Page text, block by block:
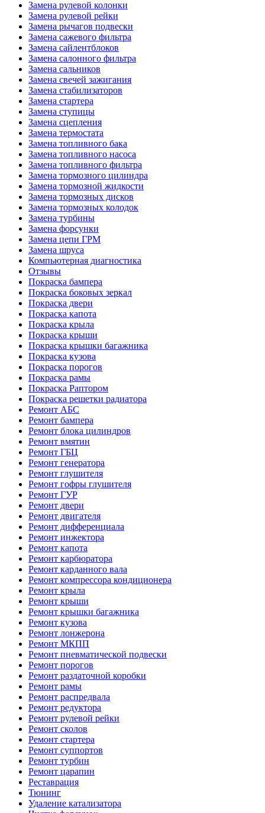
Замена рулевой колонки
Замена рулевой рейки
Замена рычагов подвески
Замена сажевого фильтра
Замена сайлентблоков
Замена салонного фильтра
Замена сальников
Замена свечей зажигания
Замена стабилизаторов
Замена стартера
Замена ступицы
Замена сцепления
Замена термостата
Замена топливного бака
Замена топливного насоса
Замена топливного фильтра
Замена тормозного цилиндра
Замена тормозной жидкости
Замена тормозных дисков
Замена тормозных колодок
Замена турбины
Замена форсунки
Замена цепи ГРМ
Замена шруса
Компьютерная диагностика
Отзывы
Покраска бампера
Покраска боковых зеркал
Покраска двери
Покраска капота
Покраска крыла
Покраска крыши
Покраска крышки багажника
Покраска кузова
Покраска порогов
Покраска рамы
Покраска Раптором
Покраска решетки радиатора
Ремонт АБС
Ремонт бампера
Ремонт блока цилиндров
Ремонт вмятин
Ремонт ГБЦ
Ремонт генератора
Ремонт глушителя
Ремонт гофры глушителя
Ремонт ГУР
Ремонт двери
Ремонт двигателя
Ремонт дифференциала
Ремонт инжектора
Ремонт капота
Ремонт карбюратора
Ремонт карданного вала
Ремонт компрессора кондиционера
Ремонт крыла
Ремонт крыши
Ремонт крышки багажника
Ремонт кузова
Ремонт лонжерона
Ремонт МКПП
Ремонт пневматической подвески
Ремонт порогов
Ремонт раздаточной коробки
Ремонт рамы
Ремонт распредвала
Ремонт редуктора
Ремонт рулевой рейки
Ремонт сколов
Ремонт стартера
Ремонт суппортов
Ремонт турбин
Ремонт царапин
Реставрация
Тюнинг
Удаление катализатора